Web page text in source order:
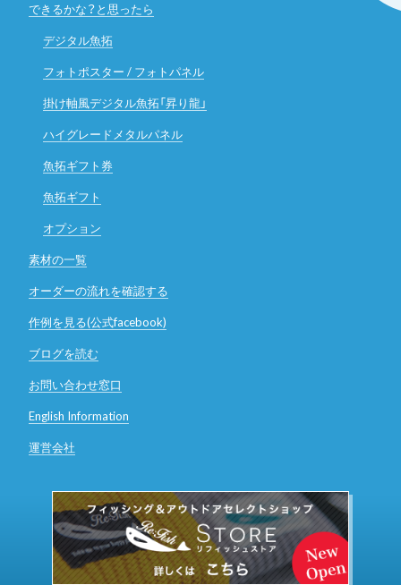
できるかな？と思ったら
デジタル魚拓
フォトポスター / フォトパネル
掛け軸風デジタル魚拓「昇り龍」
ハイグレードメタルパネル
魚拓ギフト券
魚拓ギフト
オプション
素材の一覧
オーダーの流れを確認する
作例を見る(公式facebook)
ブログを読む
お問い合わせ窓口
English Information
運営会社